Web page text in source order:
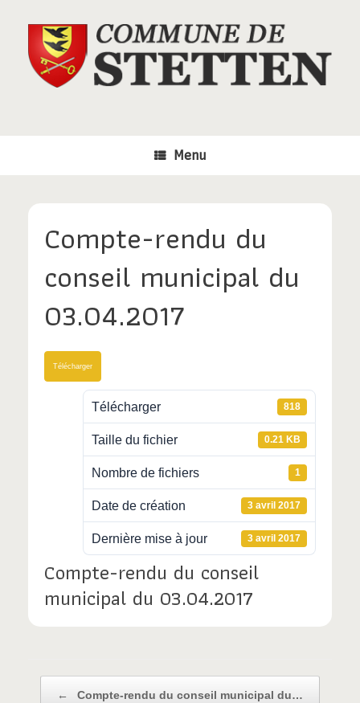
Menu
Compte-rendu du
conseil municipal du
03.04.2017
Télécharger
Télécharger 818
Taille du fichier 0.21 KB
Nombre de fichiers 1
Date de création 3 avril 2017
Dernière mise à jour 3 avril 2017
Compte-rendu du conseil
municipal du 03.04.2017
← Compte-rendu du conseil municipal du…